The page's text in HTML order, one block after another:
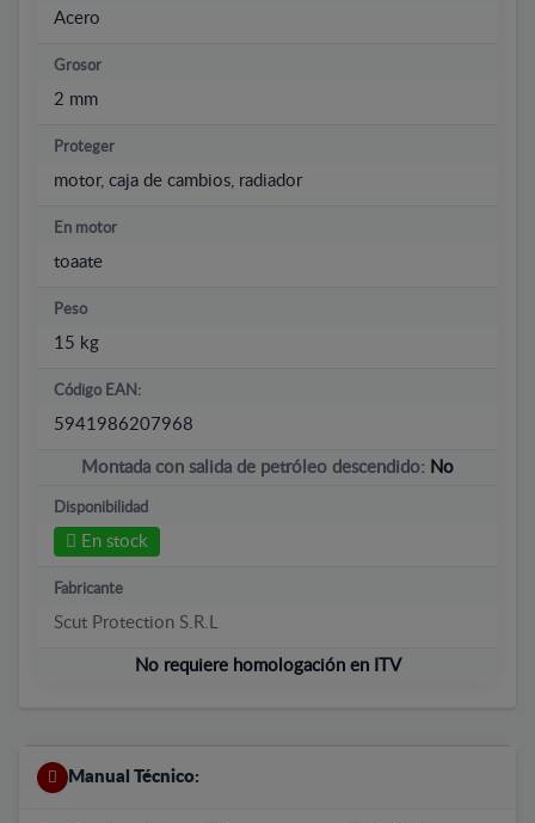
Acero
Grosor
2 mm
Proteger
motor, caja de cambios, radiador
En motor
toaate
Peso
15 kg
Código EAN:
5941986207968
Montada con salida de petróleo descendido: No
Disponibilidad
En stock
Fabricante
Scut Protection S.R.L
No requiere homologación en ITV
Manual Técnico: